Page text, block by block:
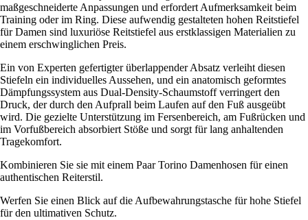
maßgeschneiderte Anpassungen und erfordert Aufmerksamkeit beim
Training oder im Ring. Diese aufwendig gestalteten hohen Reitstiefel
für Damen sind luxuriöse Reitstiefel aus erstklassigen Materialien zu
einem erschwinglichen Preis.
Ein von Experten gefertigter überlappender Absatz verleiht diesen
Stiefeln ein individuelles Aussehen, und ein anatomisch geformtes
Dämpfungssystem aus Dual-Density-Schaumstoff verringert den
Druck, der durch den Aufprall beim Laufen auf den Fuß ausgeübt
wird. Die gezielte Unterstützung im Fersenbereich, am Fußrücken und
im Vorfußbereich absorbiert Stöße und sorgt für lang anhaltenden
Tragekomfort.
Kombinieren Sie sie mit einem Paar Torino Damenhosen für einen
authentischen Reiterstil.
Werfen Sie einen Blick auf die Aufbewahrungstasche für hohe Stiefel
für den ultimativen Schutz.